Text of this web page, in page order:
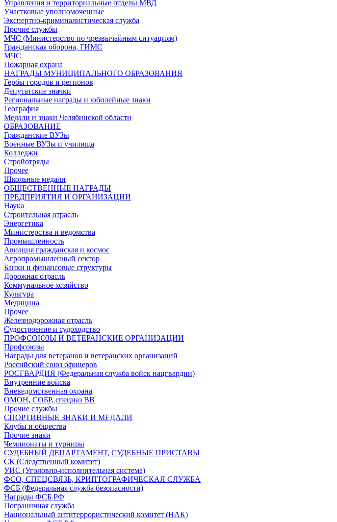
Управления и территориальные отделы МВД
Участковые уполномоченные
Экспертно-криминалистическая служба
Прочие службы
МЧС (Министерство по чрезвычайным ситуациям)
Гражданская оборона, ГИМС
МЧС
Пожарная охрана
НАГРАДЫ МУНИЦИПАЛЬНОГО ОБРАЗОВАНИЯ
Гербы городов и регионов
Депутатские значки
Региональные награды и юбилейные знаки
География
Медали и знаки Челябинской области
ОБРАЗОВАНИЕ
Гражданские ВУЗы
Военные ВУЗы и училища
Колледжи
Стройотряды
Прочее
Школьные медали
ОБЩЕСТВЕННЫЕ НАГРАДЫ
ПРЕДПРИЯТИЯ И ОРГАНИЗАЦИИ
Наука
Строительная отрасль
Энергетика
Министерства и ведомства
Промышленность
Авиация гражданская и космос
Агропромышленный сектор
Банки и финансовые структуры
Дорожная отрасль
Коммунальное хозяйство
Культура
Медицина
Прочее
Железнодорожная отрасль
Судостроение и судоходство
ПРОФСОЮЗЫ И ВЕТЕРАНСКИЕ ОРГАНИЗАЦИИ
Профсоюзы
Награды для ветеранов и ветеранских организаций
Российский союз офицеров
РОСГВАРДИЯ (Федеральная служба войск нацгвардии)
Внутренние войска
Вневедомственная охрана
ОМОН, СОБР, спецназ ВВ
Прочие службы
СПОРТИВНЫЕ ЗНАКИ И МЕДАЛИ
Клубы и общества
Прочие знаки
Чемпионаты и турниры
СУДЕБНЫЙ ДЕПАРТАМЕНТ, СУДЕБНЫЕ ПРИСТАВЫ
СК (Следственный комитет)
УИС (Уголовно-исполнительная система)
ФСО, СПЕЦСВЯЗЬ, КРИПТОГРАФИЧЕСКАЯ СЛУЖБА
ФСБ (Федеральная служба безопасности)
Награды ФСБ РФ
Пограничная служба
Национальный антитеррористический комитет (НАК)